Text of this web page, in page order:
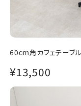
60cm角カフェテーブル
¥13,500